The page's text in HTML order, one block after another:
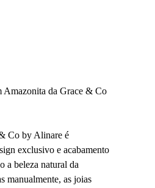
Amazonita da Grace & Co
Co by Alinare é
exclusivo e acabamento
a beleza natural da
manualmente, as joias